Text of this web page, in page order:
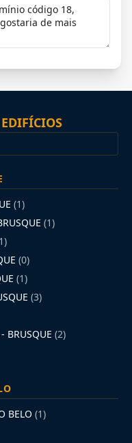
(1)
(1)
(0)
(1)
(3)
BRUSQUE (2)
BELO (1)